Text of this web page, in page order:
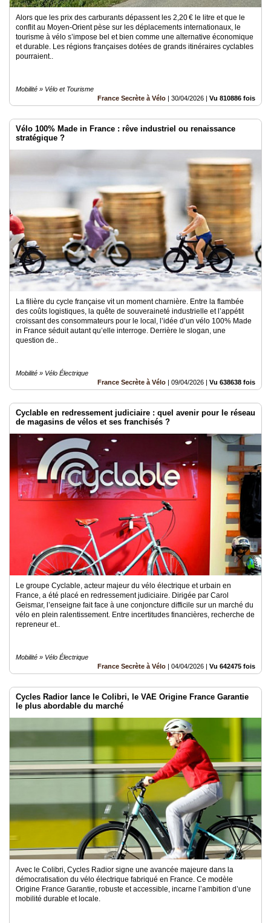
Alors que les prix des carburants dépassent les 2,20 € le litre et que le
conflit au Moyen-Orient pèse sur les déplacements internationaux, le
tourisme à vélo s’impose bel et bien comme une alternative économique
et durable. Les régions françaises dotées de grands itinéraires cyclables
pourraient..
Mobilité » Vélo et Tourisme
France Secrète à Vélo | 30/04/2026 | Vu 810886 fois
Vélo 100% Made in France : rêve industriel ou renaissance
stratégique ?
La filière du cycle française vit un moment charnière. Entre la flambée
des coûts logistiques, la quête de souveraineté industrielle et l’appétit
croissant des consommateurs pour le local, l’idée d’un vélo 100% Made
in France séduit autant qu’elle interroge. Derrière le slogan, une
question de..
Mobilité » Vélo Électrique
France Secrète à Vélo | 09/04/2026 | Vu 638638 fois
Cyclable en redressement judiciaire : quel avenir pour le réseau
de magasins de vélos et ses franchisés ?
Le groupe Cyclable, acteur majeur du vélo électrique et urbain en
France, a été placé en redressement judiciaire. Dirigée par Carol
Geismar, l’enseigne fait face à une conjoncture difficile sur un marché du
vélo en plein ralentissement. Entre incertitudes financières, recherche de
repreneur et..
Mobilité » Vélo Électrique
France Secrète à Vélo | 04/04/2026 | Vu 642475 fois
Cycles Radior lance le Colibri, le VAE Origine France Garantie
le plus abordable du marché
Avec le Colibri, Cycles Radior signe une avancée majeure dans la
démocratisation du vélo électrique fabriqué en France. Ce modèle
Origine France Garantie, robuste et accessible, incarne l’ambition d’une
mobilité durable et locale.